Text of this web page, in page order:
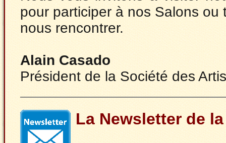
pour participer à nos Salons ou
nous rencontrer.
Alain Casado
Président de la Société des
La Newsletter de